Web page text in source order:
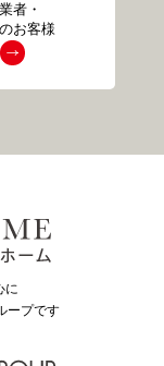
者・
お客様
に
ープです